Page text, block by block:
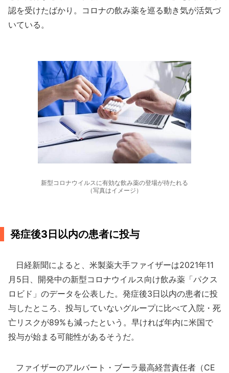
認を受けたばかり。コロナの飲み薬を巡る動き気が活気づ
いている。
新型コロナウイルスに有効な飲み薬の登場が待たれる
（写真はイメージ）
発症後3日以内の患者に投与
日経新聞によると、米製薬大手ファイザーは2021年11
月5日、開発中の新型コロナウイルス向け飲み薬「パクス
ロビド」のデータを公表した。発症後3日以内の患者に投
与したところ、投与していないグループに比べて入院・死
亡リスクが89%も減ったという。早ければ年内に米国で
投与が始まる可能性があるそうだ。
ファイザーのアルバート・ブーラ最高経営責任者（CE